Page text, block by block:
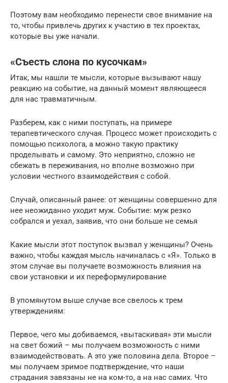
Поэтому вам необходимо перенести свое внимание на
то, чтобы привлечь других к участию в тех проектах,
которые вы уже начали.
«Съесть слона по кусочкам»
Итак, мы нашли те мысли, которые вызывают нашу
реакцию на событие, на данный момент являющееся
для нас травматичным.
Разберем, как с ними поступать, на примере
терапевтического случая. Процесс может происходить с
помощью психолога, а можно такую практику
проделывать и самому. Это неприятно, сложно не
сбежать в переживания, но вполне возможно при
условии честного взаимодействия с собой.
Случай, описанный ранее: от женщины совершенно для
нее неожиданно уходит муж. Событие: муж резко
собрался и уехал, заявив, что они больше не семья
Какие мысли этот поступок вызвал у женщины? Очень
важно, чтобы каждая мысль начиналась с «Я». Только в
этом случае вы получаете возможность влияния на
свои установки и их переформулирование
В упомянутом выше случае все свелось к трем
утверждениям:
Первое, чего мы добиваемся, «вытаскивая» эти мысли
на свет божий – мы получаем возможность с ними
взаимодействовать. А это уже половина дела. Второе –
мы получаем зримое подтверждение, что наши
страдания завязаны не на ком-то, а на нас самих. Что